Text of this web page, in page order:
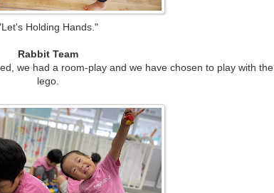
Holding Hands."
Rabbit Team
we had a room-play and we have chosen to play with the
lego.